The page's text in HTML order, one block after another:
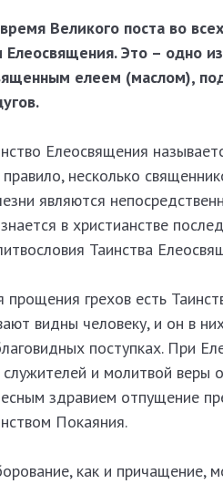
Великого поста во
Елеосвящения. Это – одно
елеем (маслом),
Елеосвящения
правило, несколько
являются
в христианстве
Таинства
прощения грехов есть
видны человеку, и он в
поступках. При
служителей и молитвой веры
здравием отпущение
Покаяния.
как и причащение,